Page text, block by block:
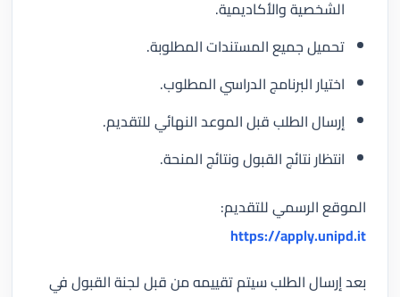
الشخصية والأكاديمية.
تحميل جميع المستندات المطلوبة.
اختيار البرنامج الدراسي المطلوب.
إرسال الطلب قبل الموعد النهائي للتقديم.
انتظار نتائج القبول ونتائج المنحة.
الموقع الرسمي للتقديم:
https://apply.unipd.it
بعد إرسال الطلب سيتم تقييمه من قبل لجنة القبول في